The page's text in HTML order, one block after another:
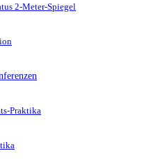
2-Meter-Spiegel
Praktika